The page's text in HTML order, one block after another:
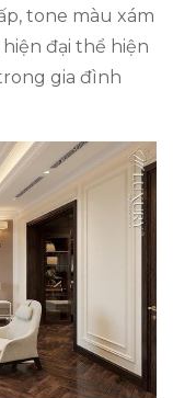
tone màu xám
đại thể hiện
gia đình